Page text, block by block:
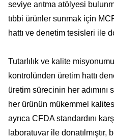
seviye arıtma atölyesi
tıbbi ürünler sunmak için
hattı ve denetim tesisleri ile
Tutarlılık ve kalite
kontrolünden üretim hattı
üretim sürecinin her adımını
her ürünün mükemmel
ayrıca CFDA standardını
laboratuvar ile